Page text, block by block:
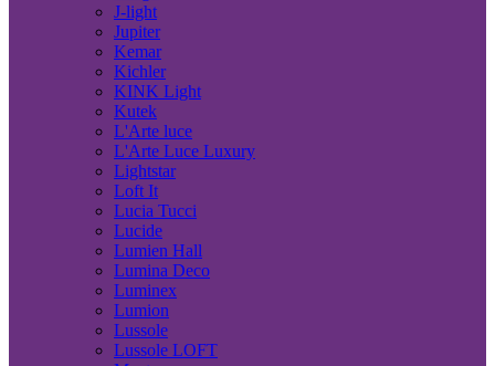
J-light
Jupiter
Kemar
Kichler
KINK Light
Kutek
L'Arte luce
L'Arte Luce Luxury
Lightstar
Loft It
Lucia Tucci
Lucide
Lumien Hall
Lumina Deco
Luminex
Lumion
Lussole
Lussole LOFT